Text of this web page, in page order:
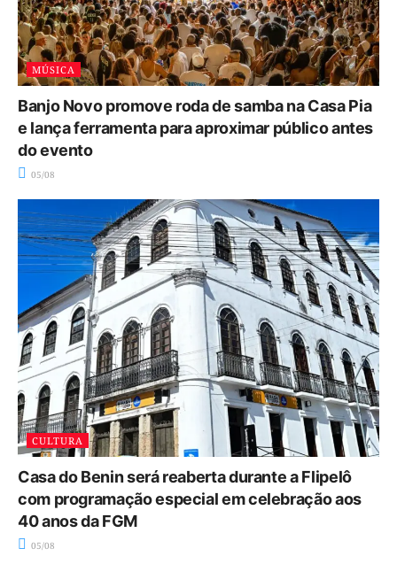
MÚSICA
Banjo Novo promove roda de samba na Casa Pia
e lança ferramenta para aproximar público antes
do evento
05/08
CULTURA
Casa do Benin será reaberta durante a Flipelô
com programação especial em celebração aos
40 anos da FGM
05/08